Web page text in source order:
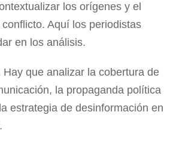
los orígenes y el
Aquí los periodistas
en los análisis.
Hay que analizar la cobertura de
la propaganda política
estrategia de desinformación en